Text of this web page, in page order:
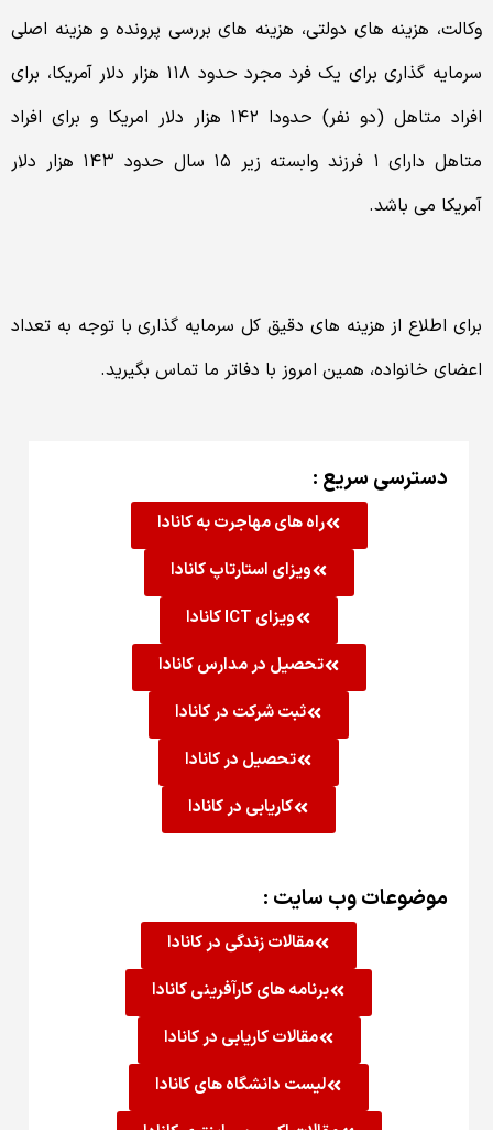
دسترسی سریع :
راه های مهاجرت به کانادا
ویزای استارتاپ کانادا
ویزای ICT کانادا
تحصیل در مدارس کانادا
ثبت شرکت در کانادا
تحصیل در کانادا
کاریابی در کانادا
موضوعات وب سایت :
مقالات زندگی در کانادا
برنامه های کارآفرینی کانادا
مقالات کاریابی در کانادا
لیست دانشگاه های کانادا
وکالت، هزینه های دولتی، هزینه های بررسی پرونده و هزینه اصلی
سرمایه گذاری برای یک فرد مجرد حدود ۱۱۸ هزار دلار آمریکا، برای
افراد متاهل (دو نفر) حدودا ۱۴۲ هزار دلار امریکا و برای افراد
متاهل دارای ۱ فرزند وابسته زیر ۱۵ سال حدود ۱۴۳ هزار دلار
آمریکا می باشد.
برای اطلاع از هزینه های دقیق کل سرمایه گذاری با توجه به تعداد
اعضای خانواده، همین امروز با دفاتر ما تماس بگیرید.